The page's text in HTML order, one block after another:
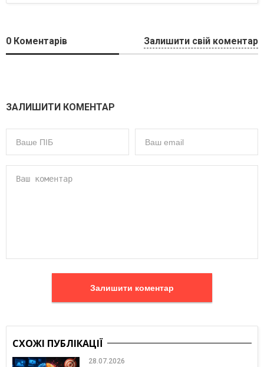
0 Коментарів Залишити свій коментар
ЗАЛИШИТИ КОМЕНТАР
Залишити коментар
СХОЖІ ПУБЛІКАЦІЇ
28.07.2026